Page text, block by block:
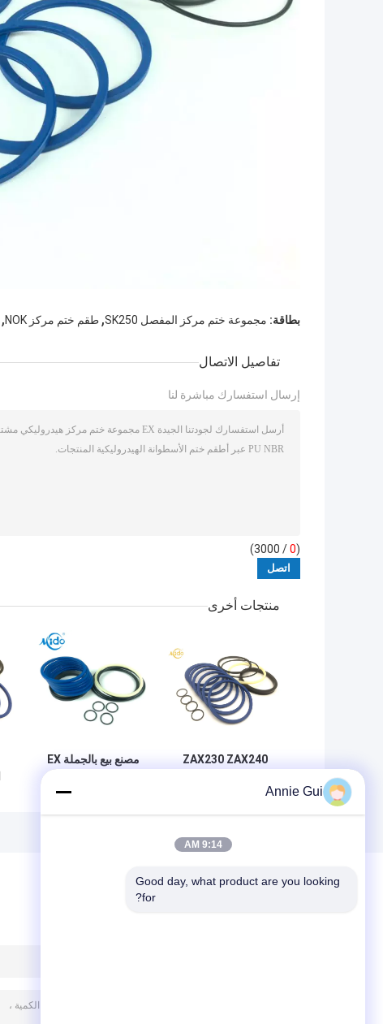
بطاقة: مجموعة ختم مركز المفصل SK250 , طقم ختم مركز NOK ,
تفاصيل الاتصال
إرسال استفسارك مباشرة لنا
(
0
/ 3000)
منتجات أخرى
ZAX230 ZAX240
مصنع بيع بالجملة EX
مجموعة الختم
Annie Gui
9:14 AM
Good day, what product are you looking
for?